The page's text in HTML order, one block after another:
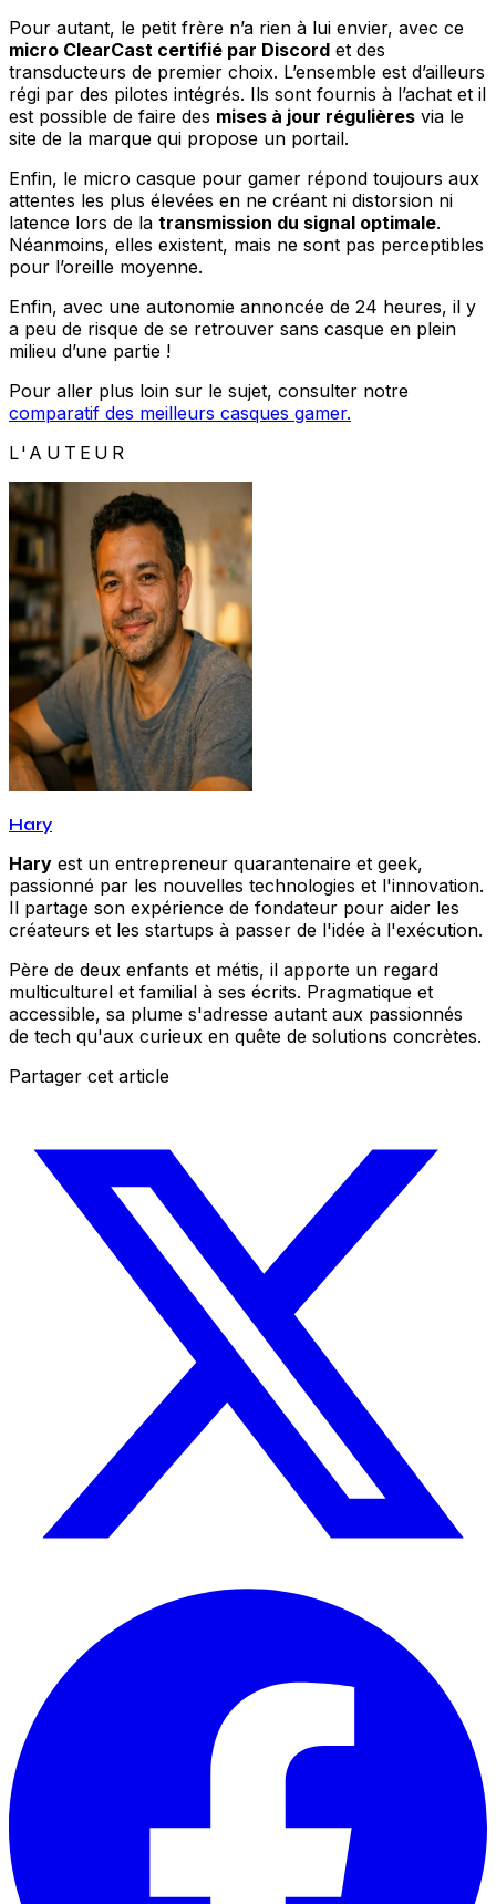
Pour autant, le petit frère n’a rien à lui envier, avec ce
micro ClearCast certifié par Discord et des
transducteurs de premier choix. L’ensemble est d’ailleurs
régi par des pilotes intégrés. Ils sont fournis à l’achat et il
est possible de faire des mises à jour régulières via le
site de la marque qui propose un portail.
Enfin, le micro casque pour gamer répond toujours aux
attentes les plus élevées en ne créant ni distorsion ni
latence lors de la transmission du signal optimale.
Néanmoins, elles existent, mais ne sont pas perceptibles
pour l’oreille moyenne.
Enfin, avec une autonomie annoncée de 24 heures, il y
a peu de risque de se retrouver sans casque en plein
milieu d’une partie !
Pour aller plus loin sur le sujet, consulter notre
comparatif des meilleurs casques gamer.
L'AUTEUR
Hary
Hary est un entrepreneur quarantenaire et geek,
passionné par les nouvelles technologies et l'innovation.
Il partage son expérience de fondateur pour aider les
créateurs et les startups à passer de l'idée à l'exécution.
Père de deux enfants et métis, il apporte un regard
multiculturel et familial à ses écrits. Pragmatique et
accessible, sa plume s'adresse autant aux passionnés
de tech qu'aux curieux en quête de solutions concrètes.
Partager cet article